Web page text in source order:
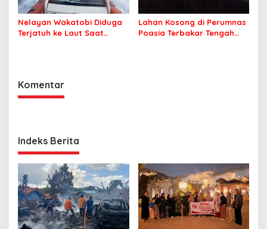
Nelayan Wakatobi Diduga
Terjatuh ke Laut Saat
Lahan Kosong di Perumnas
Poasia Terbakar Tengah
Komentar
Indeks Berita